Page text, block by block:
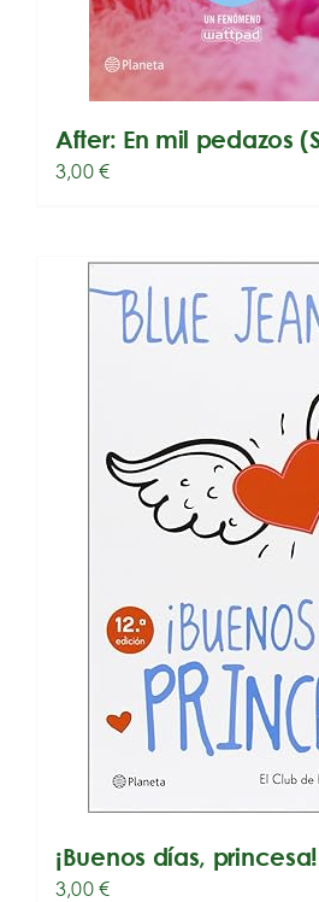
After: En mil pedazos
3,00€
¡Buenos días, princesa!
3,00€